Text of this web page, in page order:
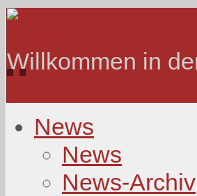
Willkommen in
News
News
News-Archiv